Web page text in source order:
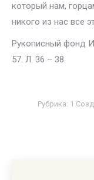
который нам,
никого из нас все
Рукописный фонд
57. Л. 36 – 38.
Рубрика: 1